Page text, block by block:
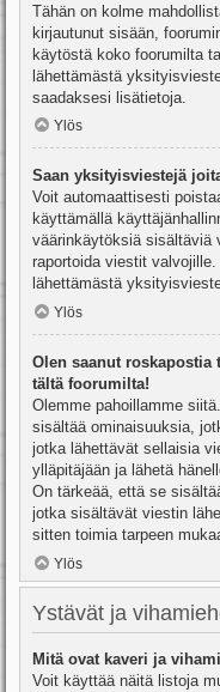
Tähän on kolme
kirjautunut sisään,
käytöstä koko foorumilta
lähettämästä
saadaksesi lisätietoja.
Ylös
Saan yksityisviestejä
Voit automaattisesti
käyttämällä
väärinkäytöksiä sisältäviä
raportoida viestit
lähettämästä
Ylös
Olen saanut roskapostia
tältä foorumilta!
Olemme pahoillamme
sisältää ominaisuuksia,
jotka lähettävät sellaisia
ylläpitäjään ja lähetä
On tärkeää, että se
jotka sisältävät viestin
sitten toimia tarpeen
Ylös
Ystävät ja
Mitä ovat kaveri ja
Voit käyttää näitä listoja